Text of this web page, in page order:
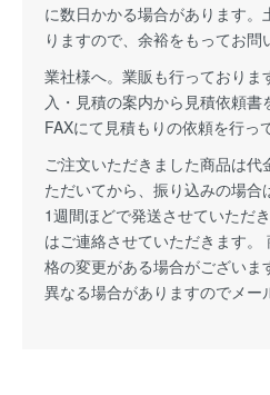
に数日かかる場合があります
りますので、余裕をもってお問
業社様へ。業販も行っておりま
入・見積の案内から見積依頼書
FAXにて見積もりの依頼を行っ
ご注文いただきました商品は
ただいてから、振り込みの場合
1週間ほどで発送させていただ
はご連絡させていただきます
格の変更がある場合がござい
異なる場合がありますのでメー